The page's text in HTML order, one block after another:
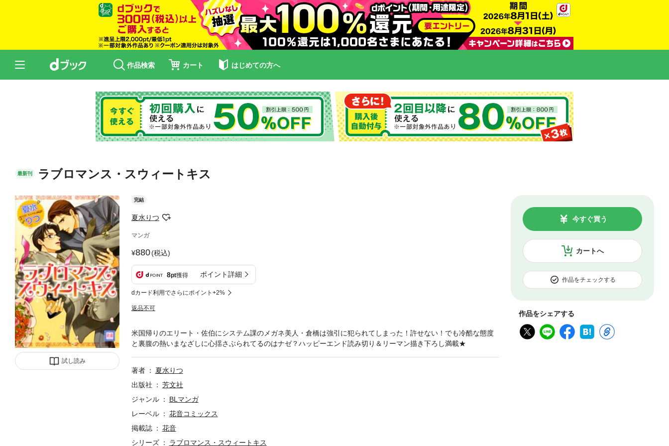
作品検索 カート はじめての方へ
最新刊 ラブロマンス・スウィートキス
試し読み
完結
夏水りつ
マンガ
880(税込)
8pt獲得 ポイント詳細
dカード利用でさらにポイント+2%
返品不可
カートへ
今すぐ買う
作品をチェックする
作品をシェアする
米国帰りのエリート・佐伯にシステム課のメガネ美人・倉橋は強引に犯られてしまった！許せない！でも冷酷な態度
と裏腹の熱いまなざしに心揺さぶられてるのはナゼ？ハッピーエンド読み切り＆リーマン描き下ろし満載★
著者
夏水りつ
出版社
芳文社
ジャンル
BLマンガ
レーベル
花音コミックス
掲載誌
花音
シリーズ
ラブロマンス・スウィートキス